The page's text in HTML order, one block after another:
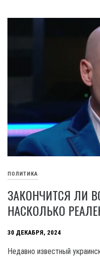
ПОЛИТИКА
ЗАКОНЧИТСЯ ЛИ
НАСКОЛЬКО
30 ДЕКАБРЯ, 2024
Недавно известный